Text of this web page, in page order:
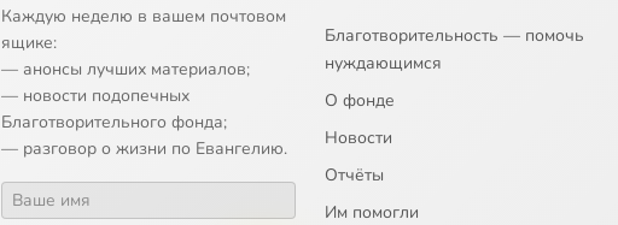
Каждую неделю в вашем почтовом
ящике:
— анонсы лучших материалов;
— новости подопечных
Благотворительного фонда;
— разговор о жизни по Евангелию.
Благотворительность — помочь
нуждающимся
О фонде
Новости
Отчёты
Им помогли